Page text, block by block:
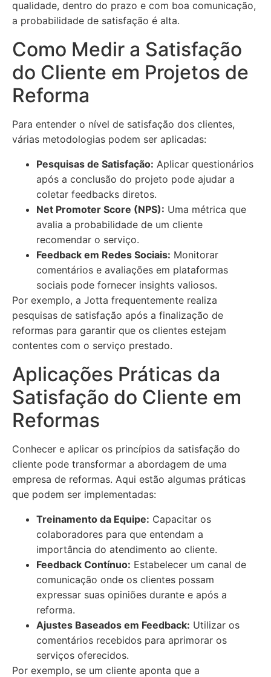
qualidade, dentro do prazo e com boa comunicação,
a probabilidade de satisfação é alta.
Como Medir a Satisfação
do Cliente em Projetos de
Reforma
Para entender o nível de satisfação dos clientes,
várias metodologias podem ser aplicadas:
Pesquisas de Satisfação: Aplicar questionários
após a conclusão do projeto pode ajudar a
coletar feedbacks diretos.
Net Promoter Score (NPS): Uma métrica que
avalia a probabilidade de um cliente
recomendar o serviço.
Feedback em Redes Sociais: Monitorar
comentários e avaliações em plataformas
sociais pode fornecer insights valiosos.
Por exemplo, a Jotta frequentemente realiza
pesquisas de satisfação após a finalização de
reformas para garantir que os clientes estejam
contentes com o serviço prestado.
Aplicações Práticas da
Satisfação do Cliente em
Reformas
Conhecer e aplicar os princípios da satisfação do
cliente pode transformar a abordagem de uma
empresa de reformas. Aqui estão algumas práticas
que podem ser implementadas:
Treinamento da Equipe: Capacitar os
colaboradores para que entendam a
importância do atendimento ao cliente.
Feedback Contínuo: Estabelecer um canal de
comunicação onde os clientes possam
expressar suas opiniões durante e após a
reforma.
Ajustes Baseados em Feedback: Utilizar os
comentários recebidos para aprimorar os
serviços oferecidos.
Por exemplo, se um cliente aponta que a